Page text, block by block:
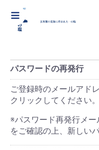
【海んまんま 一の塩]】
パスワードの再発行
ご登録時のメールアド
クリックしてください。
※パスワード再発行メ
をご確認の上、新しい